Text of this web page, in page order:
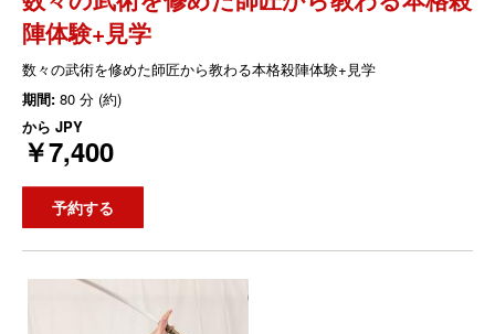
陣体験+見学
数々の武術を修めた師匠から教わる本格殺陣体験+見学
期間: 80 分 (約)
から JPY
￥7,400
予約する